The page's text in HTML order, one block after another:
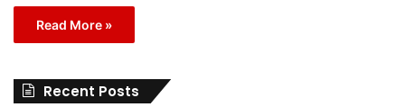
Read More »
Recent Posts